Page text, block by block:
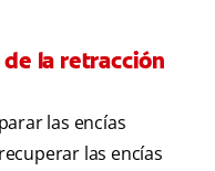
la retracción
las encías
las encías